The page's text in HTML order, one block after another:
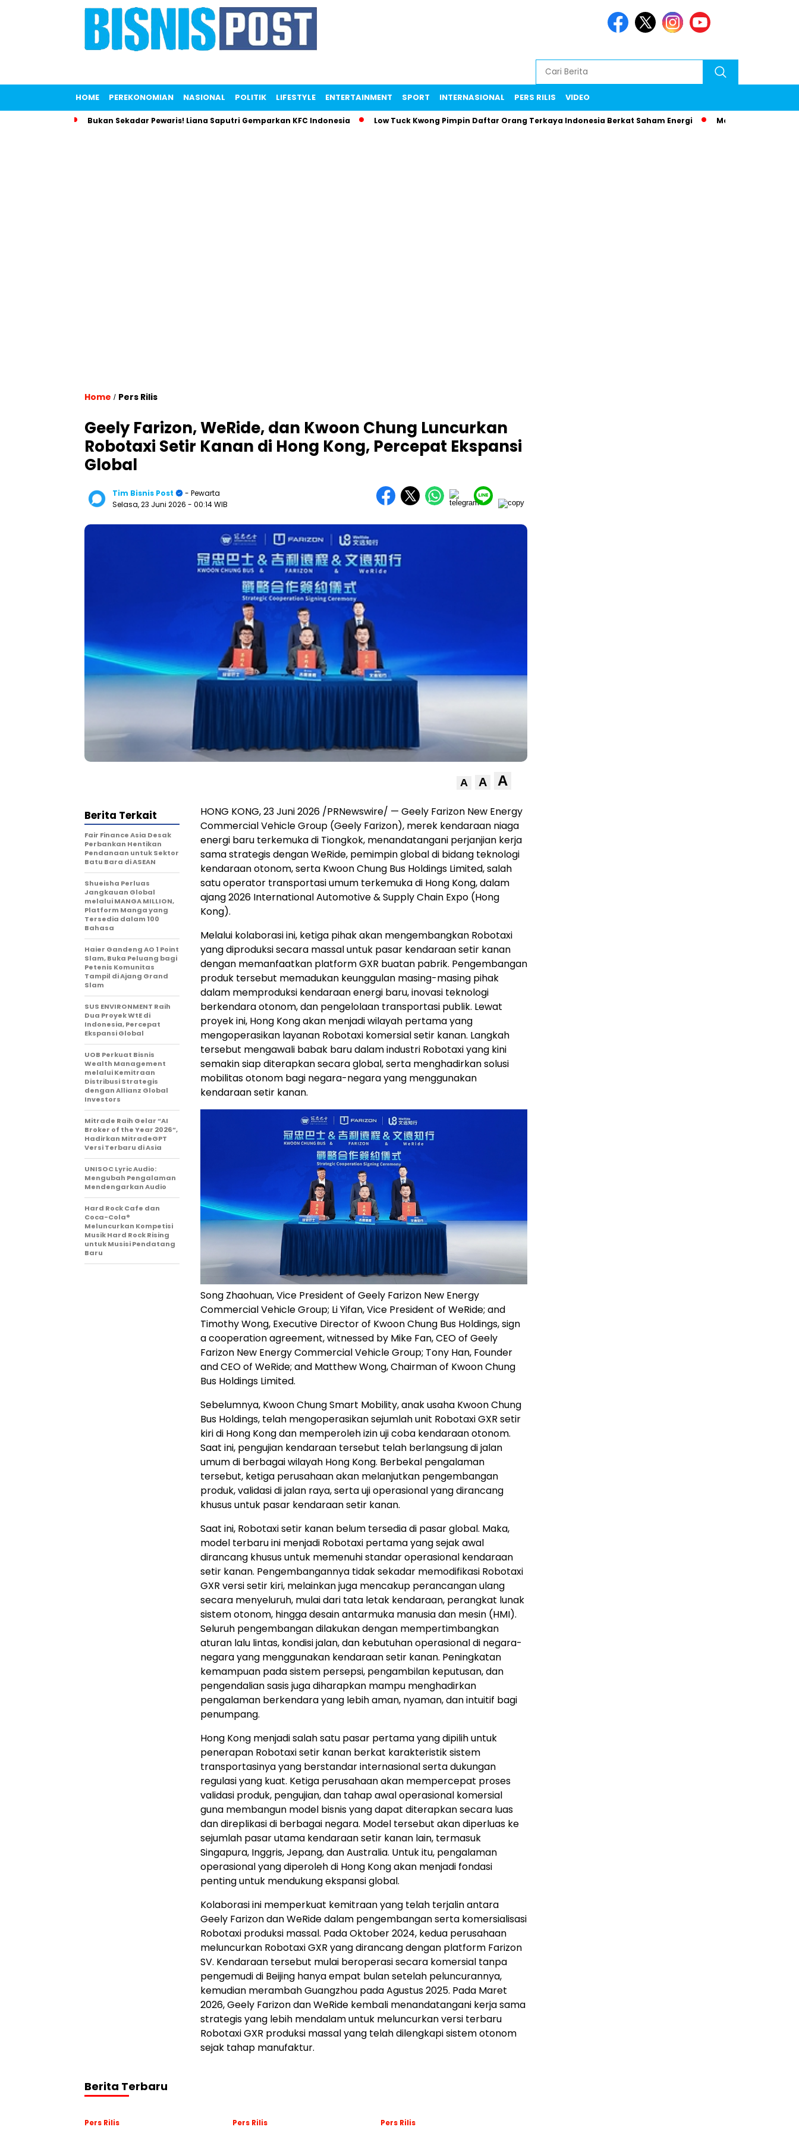
HOME PEREKONOMIAN NASIONAL POLITIK LIFESTYLE ENTERTAINMENT SPORT INTERNASIONAL PERS RILIS VIDEO
Bukan Sekadar Pewaris! Liana Saputri Gemparkan KFC Indonesia Low Tuck Kwong Pimpin Daftar Orang Terkaya Indonesia Berkat Saham Energi Menteri Maman
Home / Pers Rilis
Geely Farizon, WeRide, dan Kwoon Chung Luncurkan
Robotaxi Setir Kanan di Hong Kong, Percepat Ekspansi
Global
Tim Bisnis Post
- Pewarta
Selasa, 23 Juni 2026 - 00:14 WIB
A A A
HONG KONG,23 Juni 2026 /PRNewswire/ — Geely Farizon New Energy
Commercial Vehicle Group (Geely Farizon), merek kendaraan niaga
energi baru terkemuka di Tiongkok, menandatangani perjanjian kerja
sama strategis dengan WeRide, pemimpin global di bidang teknologi
kendaraan otonom, serta Kwoon Chung Bus Holdings Limited, salah
satu operator transportasi umum terkemuka di Hong Kong, dalam
ajang 2026 International Automotive & Supply Chain Expo (Hong
Kong).
Melalui kolaborasi ini, ketiga pihak akan mengembangkan Robotaxi
yang diproduksi secara massal untuk pasar kendaraan setir kanan
dengan memanfaatkan platform GXR buatan pabrik. Pengembangan
produk tersebut memadukan keunggulan masing-masing pihak
dalam memproduksi kendaraan energi baru, inovasi teknologi
berkendara otonom, dan pengelolaan transportasi publik. Lewat
proyek ini, Hong Kong akan menjadi wilayah pertama yang
mengoperasikan layanan Robotaxi komersial setir kanan. Langkah
tersebut mengawali babak baru dalam industri Robotaxi yang kini
semakin siap diterapkan secara global, serta menghadirkan solusi
mobilitas otonom bagi negara-negara yang menggunakan
kendaraan setir kanan.
Song Zhaohuan, Vice President of Geely Farizon New Energy
Commercial Vehicle Group; Li Yifan, Vice President of WeRide; and
Timothy Wong, Executive Director of Kwoon Chung Bus Holdings, sign
a cooperation agreement, witnessed by Mike Fan, CEO of Geely
Farizon New Energy Commercial Vehicle Group; Tony Han, Founder
and CEO of WeRide; and Matthew Wong, Chairman of Kwoon Chung
Bus Holdings Limited.
Sebelumnya, Kwoon Chung Smart Mobility, anak usaha Kwoon Chung
Bus Holdings, telah mengoperasikan sejumlah unit Robotaxi GXR setir
kiri di Hong Kong dan memperoleh izin uji coba kendaraan otonom.
Saat ini, pengujian kendaraan tersebut telah berlangsung di jalan
umum di berbagai wilayah Hong Kong. Berbekal pengalaman
tersebut, ketiga perusahaan akan melanjutkan pengembangan
produk, validasi di jalan raya, serta uji operasional yang dirancang
khusus untuk pasar kendaraan setir kanan.
Saat ini, Robotaxi setir kanan belum tersedia di pasar global. Maka,
model terbaru ini menjadi Robotaxi pertama yang sejak awal
dirancang khusus untuk memenuhi standar operasional kendaraan
setir kanan. Pengembangannya tidak sekadar memodifikasi Robotaxi
GXR versi setir kiri, melainkan juga mencakup perancangan ulang
secara menyeluruh, mulai dari tata letak kendaraan, perangkat lunak
sistem otonom, hingga desain antarmuka manusia dan mesin (HMI).
Seluruh pengembangan dilakukan dengan mempertimbangkan
aturan lalu lintas, kondisi jalan, dan kebutuhan operasional di negara-
negara yang menggunakan kendaraan setir kanan. Peningkatan
kemampuan pada sistem persepsi, pengambilan keputusan, dan
pengendalian sasis juga diharapkan mampu menghadirkan
pengalaman berkendara yang lebih aman, nyaman, dan intuitif bagi
penumpang.
Hong Kong menjadi salah satu pasar pertama yang dipilih untuk
penerapan Robotaxi setir kanan berkat karakteristik sistem
transportasinya yang berstandar internasional serta dukungan
regulasi yang kuat. Ketiga perusahaan akan mempercepat proses
validasi produk, pengujian, dan tahap awal operasional komersial
guna membangun model bisnis yang dapat diterapkan secara luas
dan direplikasi di berbagai negara. Model tersebut akan diperluas ke
sejumlah pasar utama kendaraan setir kanan lain, termasuk
Singapura, Inggris, Jepang, dan Australia. Untuk itu, pengalaman
operasional yang diperoleh di Hong Kong akan menjadi fondasi
penting untuk mendukung ekspansi global.
Kolaborasi ini memperkuat kemitraan yang telah terjalin antara
Geely Farizon dan WeRide dalam pengembangan serta komersialisasi
Robotaxi produksi massal. Pada Oktober 2024, kedua perusahaan
meluncurkan Robotaxi GXR yang dirancang dengan platform Farizon
SV. Kendaraan tersebut mulai beroperasi secara komersial tanpa
pengemudi di Beijing hanya empat bulan setelah peluncurannya,
kemudian merambah Guangzhou pada Agustus 2025. Pada Maret
2026, Geely Farizon dan WeRide kembali menandatangani kerja sama
strategis yang lebih mendalam untuk meluncurkan versi terbaru
Robotaxi GXR produksi massal yang telah dilengkapi sistem otonom
sejak tahap manufaktur.
Berita Terkait
Fair Finance Asia Desak
Perbankan Hentikan
Pendanaan untuk Sektor
Batu Bara di ASEAN
Shueisha Perluas
Jangkauan Global
melalui MANGA MILLION,
Platform Manga yang
Tersedia dalam 100
Bahasa
Haier Gandeng AO 1 Point
Slam, Buka Peluang bagi
Petenis Komunitas
Tampil di Ajang Grand
Slam
SUS ENVIRONMENT Raih
Dua Proyek WtE di
Indonesia, Percepat
Ekspansi Global
UOB Perkuat Bisnis
Wealth Management
melalui Kemitraan
Distribusi Strategis
dengan Allianz Global
Investors
Mitrade Raih Gelar “AI
Broker of the Year 2026”,
Hadirkan MitradeGPT
Versi Terbaru di Asia
UNISOC Lyric Audio:
Mengubah Pengalaman
Mendengarkan Audio
Hard Rock Cafe dan
Coca-Cola®
Meluncurkan Kompetisi
Musik Hard Rock Rising
untuk Musisi Pendatang
Baru
Berita Terbaru
Pers Rilis Pers Rilis Pers Rilis